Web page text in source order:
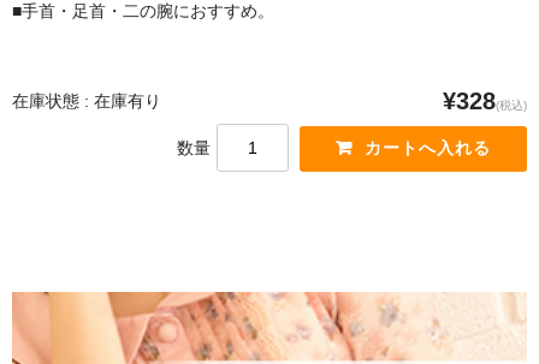
■手首・足首・二の腕におすすめ。
在庫状態 : 在庫有り ¥328(税込)
数量